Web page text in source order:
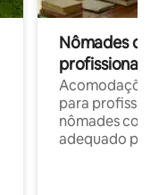
Nômades
profissionais
para
nômades com
adequado